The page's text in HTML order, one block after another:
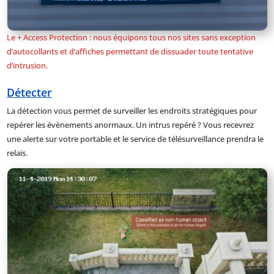
Le + Access Protection : nous équipons tous nos sites sans exception
d’autocollants et d’affiches permettant de dissuader toute tentative
d’intrusion.
Détecter
La détection vous permet de surveiller les endroits stratégiques pour
repérer les évènements anormaux. Un intrus repéré ? Vous recevrez
une alerte sur votre portable et le service de télésurveillance prendra le
relais.